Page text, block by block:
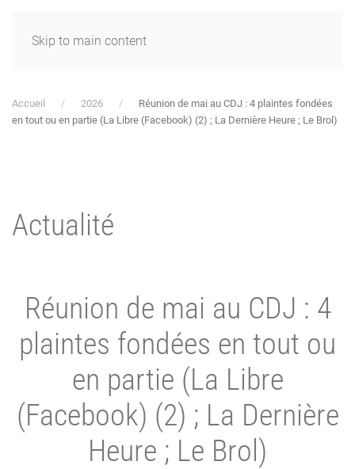
Skip to main content
Accueil 2026
Réunion de mai au CDJ : 4 plaintes fondées
en tout ou en partie (La Libre (Facebook) (2) ; La Dernière Heure ; Le Brol)
Actualité
Réunion de mai au CDJ : 4
plaintes fondées en tout ou
en partie (La Libre
(Facebook) (2) ; La Dernière
Heure ; Le Brol)